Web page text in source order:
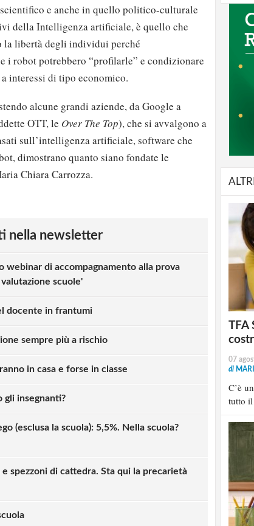
e anche in quello politico-culturale
della Intelligenza artificiale, è quello che
la libertà degli individui perché
i robot potrebbero “profilarle” e condizionare
interessi di tipo economico.
alcune grandi aziende, da Google a
OTT, le Over The Top), che si avvalgono a
sull’intelligenza artificiale, software che
dimostrano quanto siano fondate le
Chiara Carrozza.
nella newsletter
webinar di accompagnamento alla prova
scuole'
docente in frantumi
sempre più a rischio
in casa e forse in classe
gli insegnanti?
(esclusa la scuola): 5,5%. Nella scuola?
spezzoni di cattedra. Sta qui la precarietà
TFA
07
di
C’è
tutto